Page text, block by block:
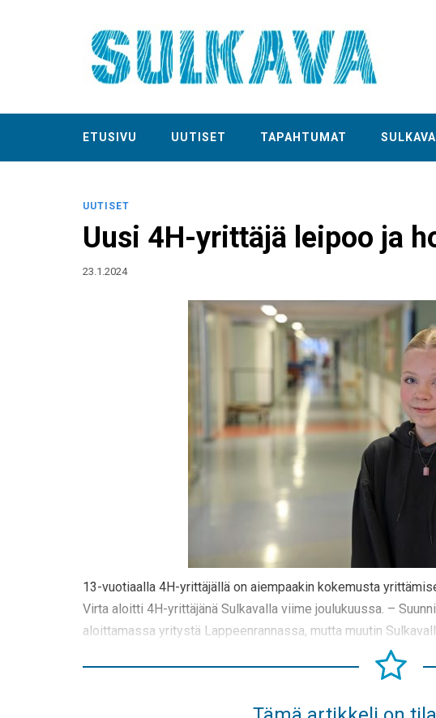
ETUSIVU UUTISET TAPAHTUMAT
UUTISET
Uusi 4H-yrittäjä leipoo ja
23.1.2024
13-vuotiaalla 4H-yrittäjällä on aiempaakin kokemusta
Virta aloitti 4H-yrittäjänä Sulkavalla viime joulukuussa. –
aloittamassa yritystä Lappeenrannassa, mutta muutin